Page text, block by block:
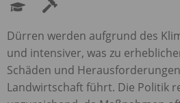
Dürren werden aufgrund des
und intensiver, was zu
Schäden und
Landwirtschaft führt. Die Politik